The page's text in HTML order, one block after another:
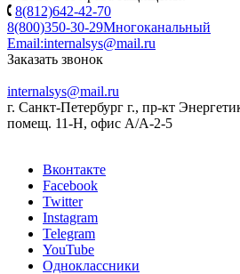
8(812)642-42-70
8(800)350-30-29Многоканальный
Email:internalsys@mail.ru
Заказать звонок
internalsys@mail.ru
г. Санкт-Петербург г., пр-кт
помещ. 11-Н, офис А/А-2-5
Вконтакте
Facebook
Twitter
Instagram
Telegram
YouTube
Одноклассники